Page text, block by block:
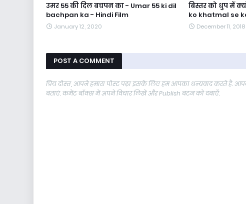
उमर 55 की दिल बचपन का - Umar 55 ki dil
bachpan ka - Hindi Film
January 12, 2020
बिस्तर को धुप में
ko khatmal se
December 11, 2018
POST A COMMENT
प्रिय दोस्त, आपने हमारा पोस्ट पढ़ा इसके लिए हम आपका धन्यवाद करते है.
बताएं. कमेंट बॉक्स में अपने विचार लिखें और Publish बटन को दबाएँ.